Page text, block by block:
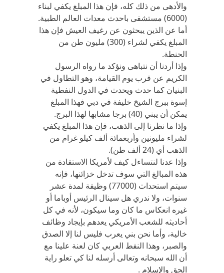
والأدهى من ذلك كله، فإن هذا المبلغ يكفي لبناء
(6000) مستشفى باحدث معدات العالم الطبية.
أما عن الذين يبحثون عن رغيف العيش فإن هذا
المبلغ يكفي لشراء (300) مليون طن من
الحنطة.
وإذا أردنا أن نتباهى ونؤكد ما رواه الرسول
الكريم عن قرب يوم القيامة، وهو التطاول في
البنيان كما حدث ويحدث في الدول النفطية
إسوة ببرج الشيخ خليفة في دبي فهذا المبلغ
يمكن أن يبني (40) برجا مشابها لهذا البرج.
وإذا ما نظرنا إلى الذهب، فإن هذا المبلغ يكفي
لشراء مليونين وأربعمائة ألف كيلو غرام من
الذهب أي (24 ألف طن).
وإذا عدنا لنتساءل كيف لأمريكا الاستفادة من
هذه المبالغ التي سوف تدخل خزائنها، فإنه
سيتم استحداث (77000) وظيفة لمدة عشر
سنوات، ولا ندري هل سينال الرئيس أوباما أو
غيره انعكاس ما كان وما سيكون، لأنه في كل
أحاديثه للشعب الأمريكي يعدهم بإيجاد وظائف
خالية، وأما نحن بني يعرب فليس لنا إلا الصدق
والصبر، وهذا النفط العربي كان لعنة علينا مع
أن الله سبحانه وتعالى أرسله لنا كي تعلو راية
الحق والإسلام .